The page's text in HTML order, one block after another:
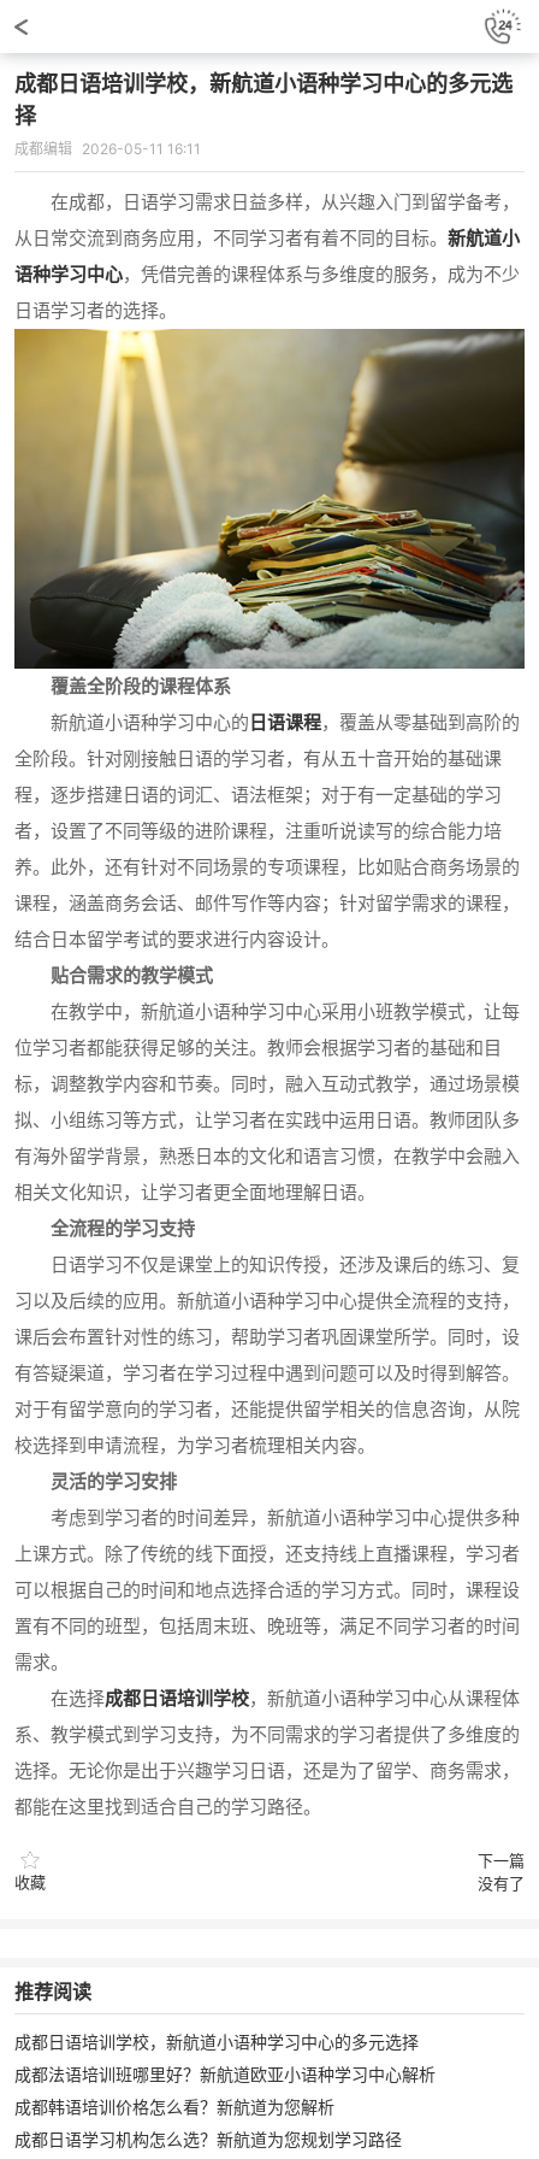
成都日语培训学校，新航道小语种学习中心的多元选
择
成都编辑 2026-05-11 16:11
在成都，日语学习需求日益多样，从兴趣入门到留学备考，
从日常交流到商务应用，不同学习者有着不同的目标。 新航道小
语种学习中心，凭借完善的课程体系与多维度的服务，成为不少
日语学习者的选择。
覆盖全阶段的课程体系
新航道小语种学习中心的日语课程，覆盖从零基础到高阶的
全阶段。针对刚接触日语的学习者，有从五十音开始的基础课
程，逐步搭建日语的词汇、语法框架；对于有一定基础的学习
者，设置了不同等级的进阶课程，注重听说读写的综合能力培
养。此外，还有针对不同场景的专项课程，比如贴合商务场景的
课程，涵盖商务会话、邮件写作等内容；针对留学需求的课程，
结合日本留学考试的要求进行内容设计。
贴合需求的教学模式
在教学中，新航道小语种学习中心采用小班教学模式，让每
位学习者都能获得足够的关注。教师会根据学习者的基础和目
标，调整教学内容和节奏。同时，融入互动式教学，通过场景模
拟、小组练习等方式，让学习者在实践中运用日语。教师团队多
有海外留学背景，熟悉日本的文化和语言习惯，在教学中会融入
相关文化知识，让学习者更全面地理解日语。
全流程的学习支持
日语学习不仅是课堂上的知识传授，还涉及课后的练习、复
习以及后续的应用。新航道小语种学习中心提供全流程的支持，
课后会布置针对性的练习，帮助学习者巩固课堂所学。同时，设
有答疑渠道，学习者在学习过程中遇到问题可以及时得到解答。
对于有留学意向的学习者，还能提供留学相关的信息咨询，从院
校选择到申请流程，为学习者梳理相关内容。
灵活的学习安排
考虑到学习者的时间差异，新航道小语种学习中心提供多种
上课方式。除了传统的线下面授，还支持线上直播课程，学习者
可以根据自己的时间和地点选择合适的学习方式。同时，课程设
置有不同的班型，包括周末班、晚班等，满足不同学习者的时间
需求。
在选择成都日语培训学校，新航道小语种学习中心从课程体
系、教学模式到学习支持，为不同需求的学习者提供了多维度的
选择。无论你是出于兴趣学习日语，还是为了留学、商务需求，
都能在这里找到适合自己的学习路径。
收藏
下一篇
没有了
推荐阅读
成都日语培训学校，新航道小语种学习中心的多元选择
成都法语培训班哪里好？新航道欧亚小语种学习中心解析
成都韩语培训价格怎么看？新航道为您解析
成都日语学习机构怎么选？新航道为您规划学习路径